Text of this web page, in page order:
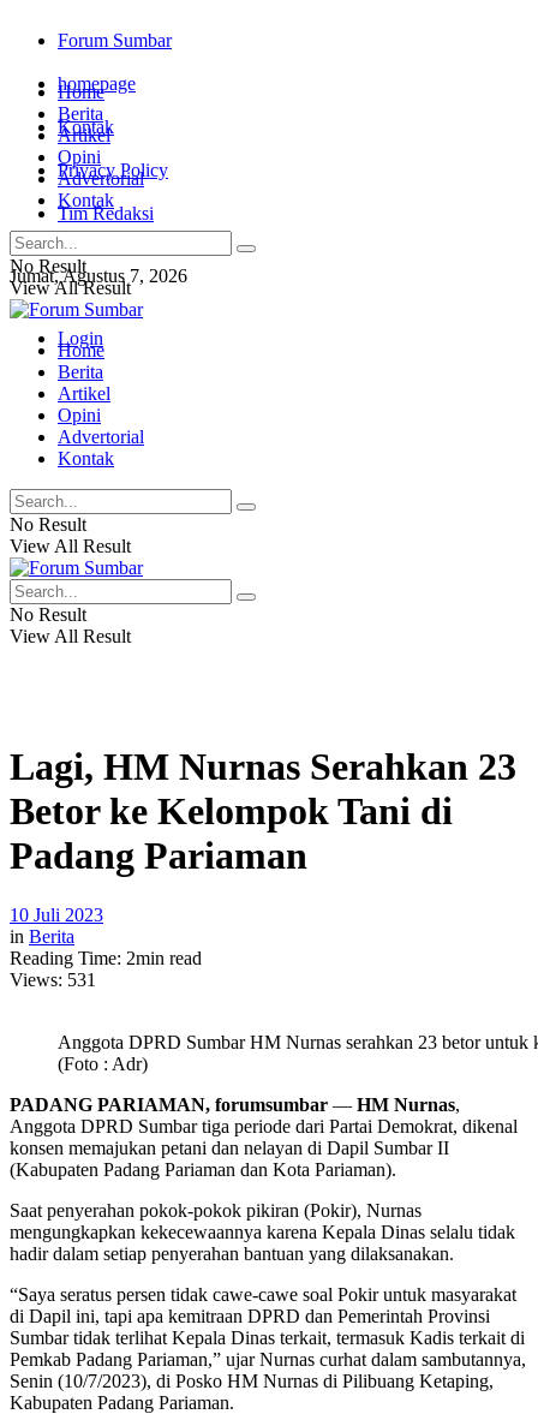
Forum Sumbar
homepage
Kontak
Privacy Policy
Tim Redaksi
Jumat, Agustus 7, 2026
Login
Home
Berita
Artikel
Opini
Advertorial
Kontak
No Result
View All Result
Home
Berita
Artikel
Opini
Advertorial
Kontak
No Result
View All Result
No Result
View All Result
Lagi, HM Nurnas Serahkan 23
Betor ke Kelompok Tani di
Padang Pariaman
10 Juli 2023
in Berita
Reading Time: 2min read
Views: 531
Anggota DPRD Sumbar HM Nurnas serahkan 23 betor untuk
(Foto : Adr)
PADANG PARIAMAN, forumsumbar — HM Nurnas,
Anggota DPRD Sumbar tiga periode dari Partai Demokrat, dikenal
konsen memajukan petani dan nelayan di Dapil Sumbar II
(Kabupaten Padang Pariaman dan Kota Pariaman).
Saat penyerahan pokok-pokok pikiran (Pokir), Nurnas
mengungkapkan kekecewaannya karena Kepala Dinas selalu tidak
hadir dalam setiap penyerahan bantuan yang dilaksanakan.
“Saya seratus persen tidak cawe-cawe soal Pokir untuk masyarakat
di Dapil ini, tapi apa kemitraan DPRD dan Pemerintah Provinsi
Sumbar tidak terlihat Kepala Dinas terkait, termasuk Kadis terkait di
Pemkab Padang Pariaman,” ujar Nurnas curhat dalam sambutannya,
Senin (10/7/2023), di Posko HM Nurnas di Pilibuang Ketaping,
Kabupaten Padang Pariaman.